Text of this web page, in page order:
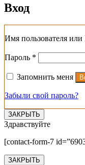
Вход
Имя пользователя или
Пароль *
Запомнить меня
Забыли свой пароль?
ЗАКРЫТЬ
Здравствуйте
[contact-form-7
ЗАКРЫТЬ